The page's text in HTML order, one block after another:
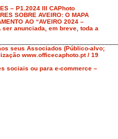
– P1.2024 III CAPhoto
SOBRE AVEIRO: O MAPA
AO “AVEIRO 2024 –
ser anunciada, em breve, toda a
seus Associados (Público-alvo;
www.officecaphoto.pt / 19
sociais ou para e-commerce –